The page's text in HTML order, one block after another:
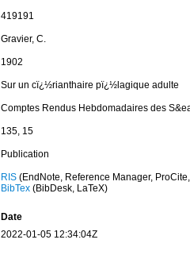
419191
Gravier, C.
1902
Sur un cï¿½rianthaire pï¿½lagique adulte
Comptes Rendus Hebdomadaires des
135, 15
Publication
RIS(EndNote, Reference Manager,
BibTex(BibDesk, LaTeX)
Date
2022-01-05 12:34:04Z